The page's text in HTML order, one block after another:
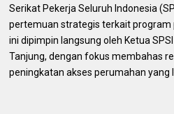
Serikat Pekerja Seluruh Indonesia
pertemuan strategis terkait program
ini dipimpin langsung oleh Ketua SPSI
Tanjung, dengan fokus membahas
peningkatan akses perumahan yang